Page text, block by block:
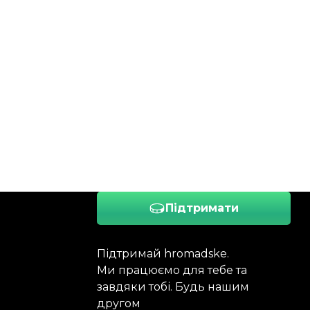
Підтримати
Підтримай hromadske.
Ми працюємо для тебе та
завдяки тобі. Будь нашим
другом